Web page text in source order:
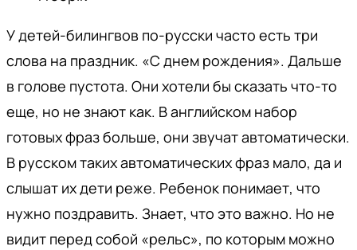
У детей-билингвов по-русски часто есть три
слова на праздник. «С днем рождения». Дальше
в голове пустота. Они хотели бы сказать что-то
еще, но не знают как. В английском набор
готовых фраз больше, они звучат автоматически.
В русском таких автоматических фраз мало, да и
слышат их дети реже. Ребенок понимает, что
нужно поздравить. Знает, что это важно. Но не
видит перед собой «рельс», по которым можно